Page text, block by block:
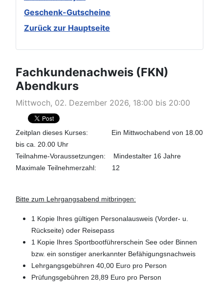
Geschenk-Gutscheine
Zurück zur Hauptseite
Fachkundenachweis (FKN)
Abendkurs
Mittwoch, 02. Dezember 2026, 18:00 bis 20:00
Zeitplan dieses Kurses: Ein Mittwochabend von 18.00
bis ca. 20.00 Uhr
Teilnahme-Voraussetzungen: Mindestalter 16 Jahre
Maximale Teilnehmerzahl: 12
Bitte zum Lehrgangsabend mitbringen:
1 Kopie Ihres gültigen Personalausweis (Vorder- u.
Rückseite) oder Reisepass
1 Kopie Ihres Sportbootführerschein See oder Binnen
bzw. ein sonstiger anerkannter Befähigungsnachweis
Lehrgangsgebühren 40,00 Euro pro Person
Prüfungsgebühren 28,89 Euro pro Person